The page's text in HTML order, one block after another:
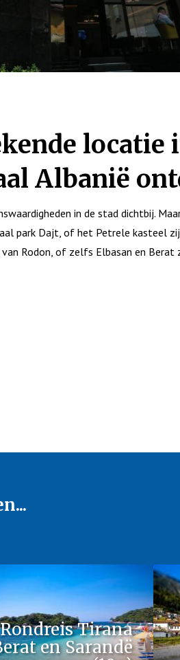
locatie
Albanië
in de stad dichtbij.
park Dajt, of het Petrele kasteel
Rodon, of zelfs Elbasan en Berat
Rondreis Tirana
en Sarandë